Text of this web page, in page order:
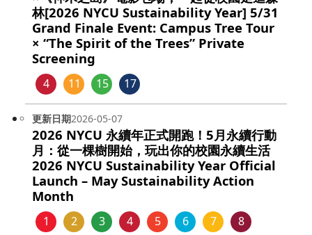
林[2026 NYCU Sustainability Year] 5/31
Grand Finale Event: Campus Tree Tour
× “The Spirit of the Trees” Private
Screening
4 11 15 17
更新日期2026-05-07
2026 NYCU 永續年正式開跑！5月永續行動
月：從一棵樹開始，玩出你的校園永續生活
2026 NYCU Sustainability Year Official
Launch – May Sustainability Action
Month
1 2 3 4 5 6 7
8